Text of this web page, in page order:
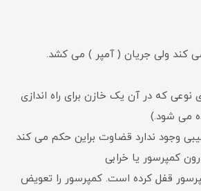
کند ولی جریان ( آمپر ) می کشد.
که در آن یک خازن برای راه اندازی
می شود.)
وجود ندارد قضاوت براین حکم می کند
کمپرسور یا خرابی
قفل کرده است. کمپرسور را تعویض